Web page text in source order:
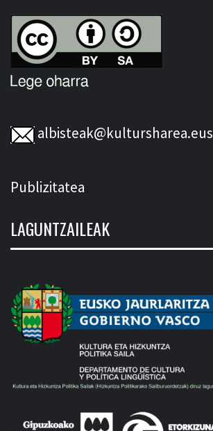
albisteak@kultursharea.eus
Publizitatea
LAGUNTZAILEAK